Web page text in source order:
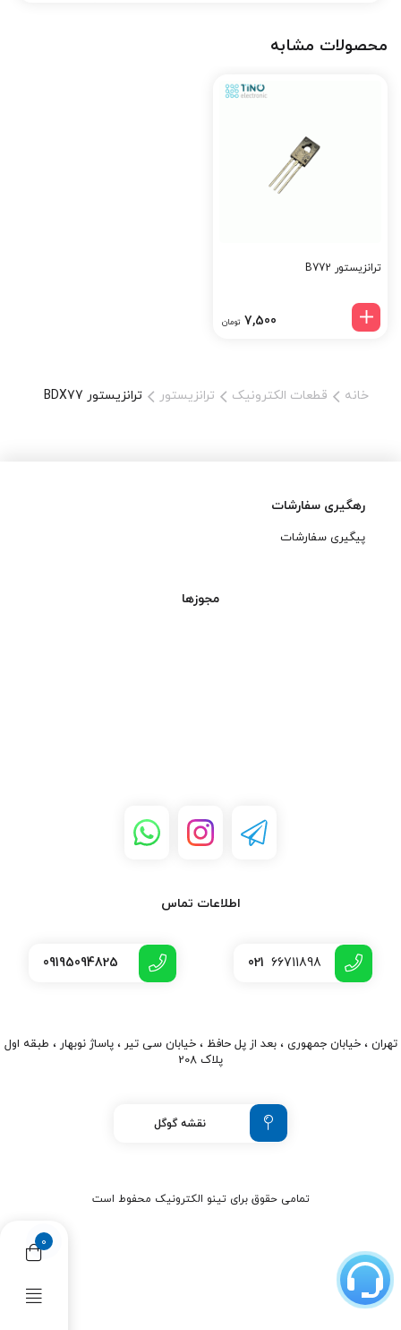
اگر به دنبال قطعه‌ای با قدرت بالا، دوام عالی و کیفیت تضمین‌شده
شما با بسته‌بندی ایمن و ارسال سریع به دستتان خواهد رسید.
محصولات مشابه
ترانزیستور B772
7,500 تومان
خانه قطعات الکترونیک ترانزیستور ترانزیستور BDX77
0
رهگیری سفارشات
پیگیری سفارشات
مجوزها
اطلاعات تماس
021 66711898
09195094825
تهران ، خیابان جمهوری ، بعد از پل حافظ ، خیابان سی تیر ، پاساژ نوبهار ، طبقه اول
پلاک 208
نقشه گوگل
تمامی حقوق برای تینو الکترونیک محفوط است